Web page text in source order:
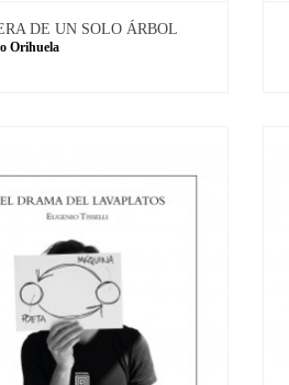
DE UN SOLO ÁRBOL
Orihuela